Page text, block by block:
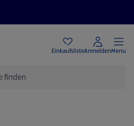
EinkaufslisteAnmeldenMenu